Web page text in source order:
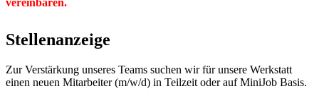
vereinbaren.
Stellenanzeige
Zur Verstärkung unseres Teams suchen wir für unsere Werkstatt
einen neuen Mitarbeiter (m/w/d) in Teilzeit oder auf MiniJob Basis.